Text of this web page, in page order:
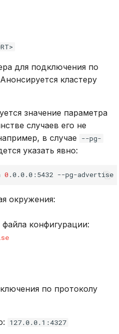
для подключения по
кластеру
значение параметра
случаев его не
в случае
--pg-
указать явно:
0 .0.0.0:5432 --pg-advertise
окружения:
конфигурации:
по протоколу
127.0.0.1:4327